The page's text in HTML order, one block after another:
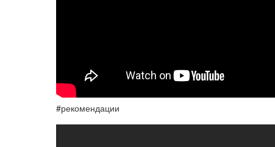
#рекомендации